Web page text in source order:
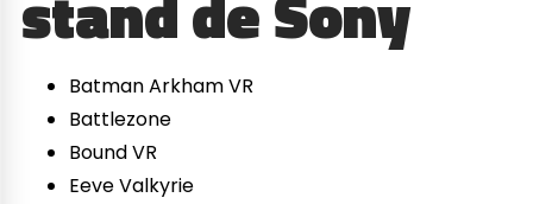
Batman Arkham VR
Battlezone
Bound VR
Eeve Valkyrie